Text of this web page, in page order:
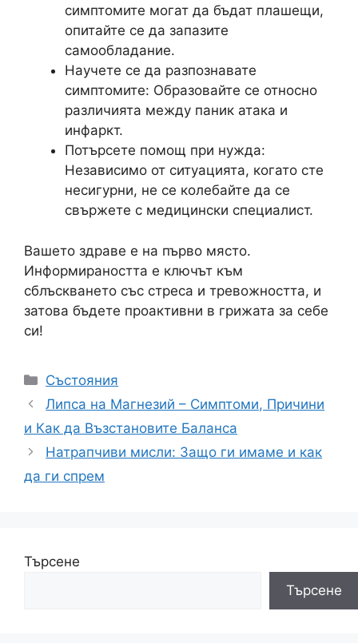
симптoмите могат да бъдат плашещи,
опитайте се да запазите
самообладание.
Научете се да разпознавате
симптомите: Образовайте се относно
различията между паник атака и
инфаркт.
Потърсете помощ при нужда:
Независимо от ситуацията, когато сте
несигурни, не се колебайте да се
свържете с медицински специалист.
Вашето здраве е на първо място.
Информираността е ключът към
сблъскването със стреса и тревожността, и
затова бъдете проактивни в грижата за себе
си!
Категории
Състояния
Липса на Магнезий – Симптоми, Причини
и Как да Възстановите Баланса
Натрапчиви мисли: Защо ги имаме и как
да ги спрем
Търсене
Търсене